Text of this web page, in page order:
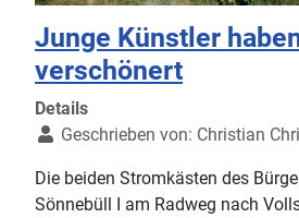
Junge Künstler
verschönert
Details
Geschrieben von: Christian
Die beiden Stromkästen des
Sönnebüll I am Radweg nach